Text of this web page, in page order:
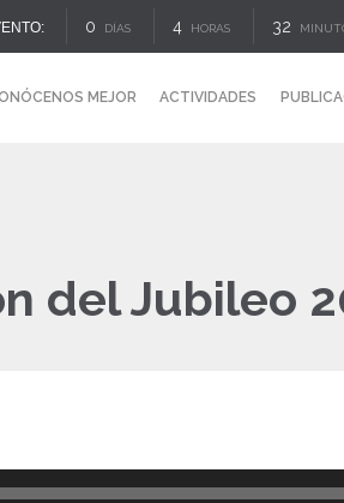
0 DÍAS 4 HORAS 32
MEJOR ACTIVIDADES
del Jubileo